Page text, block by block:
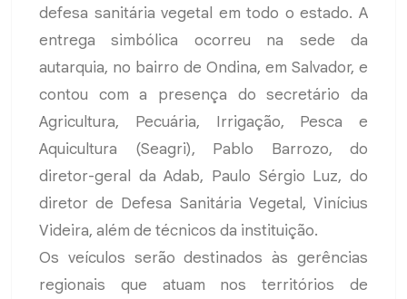
defesa sanitária vegetal em todo o estado. A
entrega simbólica ocorreu na sede da
autarquia, no bairro de Ondina, em Salvador, e
contou com a presença do secretário da
Agricultura, Pecuária, Irrigação, Pesca e
Aquicultura (Seagri), Pablo Barrozo, do
diretor-geral da Adab, Paulo Sérgio Luz, do
diretor de Defesa Sanitária Vegetal, Vinícius
Videira, além de técnicos da instituição.
Os veículos serão destinados às gerências
regionais que atuam nos territórios de